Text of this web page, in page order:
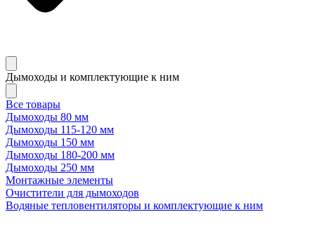
Дымоходы и комплектующие к ним
Все товары
Дымоходы 80 мм
Дымоходы 115-120 мм
Дымоходы 150 мм
Дымоходы 180-200 мм
Дымоходы 250 мм
Монтажные элементы
Очистители для дымоходов
Водяные тепловентиляторы и комплектующие к ним